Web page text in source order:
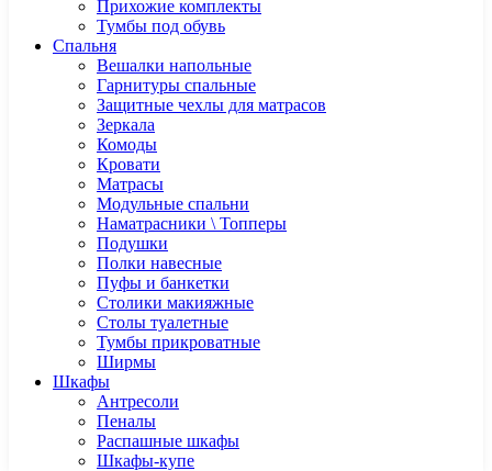
Прихожие комплекты
Тумбы под обувь
Спальня
Вешалки напольные
Гарнитуры спальные
Защитные чехлы для матрасов
Зеркала
Комоды
Кровати
Матрасы
Модульные спальни
Наматрасники \ Топперы
Подушки
Полки навесные
Пуфы и банкетки
Столики макияжные
Столы туалетные
Тумбы прикроватные
Ширмы
Шкафы
Антресоли
Пеналы
Распашные шкафы
Шкафы-купе